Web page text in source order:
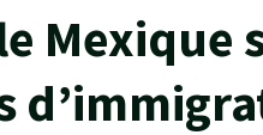
Mexique